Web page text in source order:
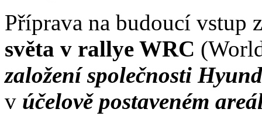
Příprava na budoucí vstup
světa v rallye WRC
založení společnosti
v účelově postaveném